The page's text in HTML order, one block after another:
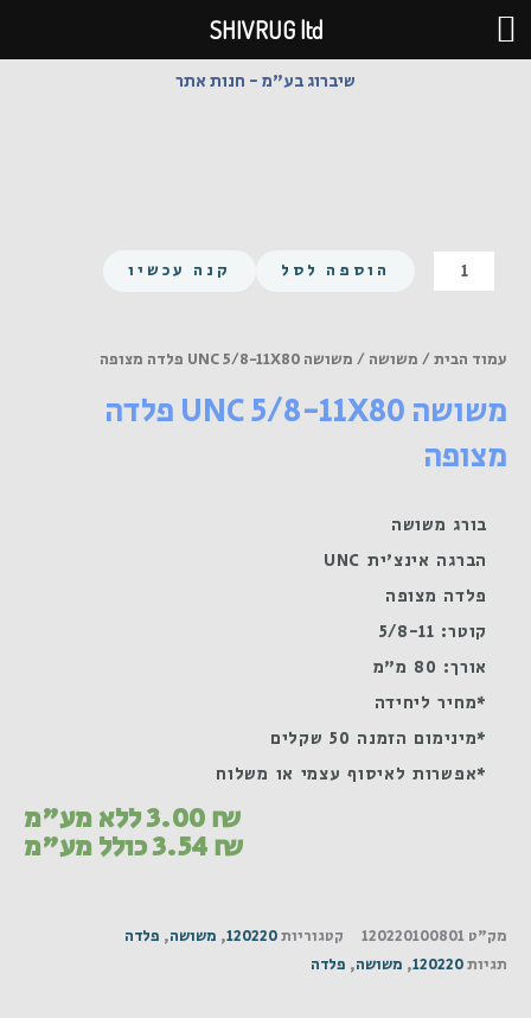
דילוג
לתוכן
שיברוג בע"מ - חנות אתר
כמות
של
11X80
מצופה
הוספה לסל קנה עכשיו
עמוד הבית/ משושה / משושה UNC 5/8-11X80 פלדה מצופה
משושה UNC 5/8-11X80 פלדה
מצופה
בורג משושה
הברגה אינצ'ית UNC
פלדה מצופה
קוטר: 5/8-11
אורך: 80 מ"מ
*מחיר ליחידה
*מינימום הזמנה 50 שקלים
*אפשרות לאיסוף עצמי או משלוח
3.00₪ ללא מע"מ
3.54₪ כולל מע"מ
מק"ט 120220100801 קטגוריות120220
, משושה, פלדה
תגיות120220
, משושה, פלדה
SHIVRUG ltd